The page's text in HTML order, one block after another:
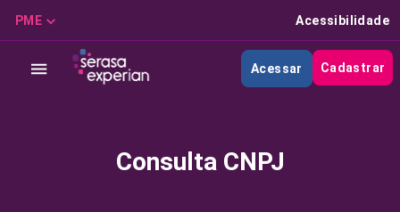
PME Acessibilidade
Acessar Cadastrar
Consulta CNPJ